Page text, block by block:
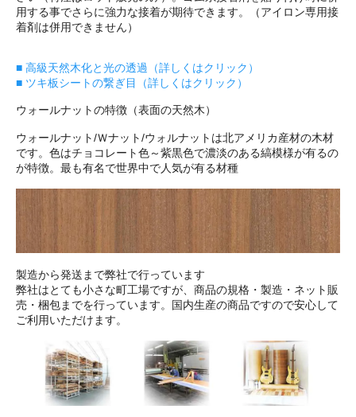
用する事でさらに強力な接着が期待できます。（アイロン専用接
着剤は併用できません）
■ 高級天然木化と光の透過（詳しくはクリック）
■ ツキ板シートの繋ぎ目（詳しくはクリック）
ウォールナットの特徴（表面の天然木）
ウォールナット/Ｗナット/ウォルナットは北アメリカ産材の木材
です。色はチョコレート色～紫黒色で濃淡のある縞模様が有るの
が特徴。最も有名で世界中で人気が有る材種
製造から発送まで弊社で行っています
弊社はとても小さな町工場ですが、商品の規格・製造・ネット販
売・梱包までを行っています。国内生産の商品ですので安心して
ご利用いただけます。